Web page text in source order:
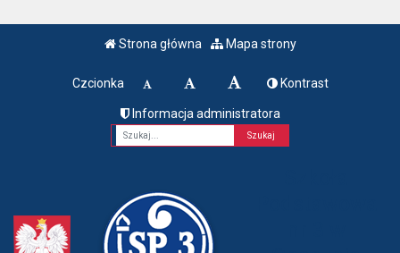
Strona główna Mapa strony
Czcionka Kontrast
Informacja administratora
Fraza